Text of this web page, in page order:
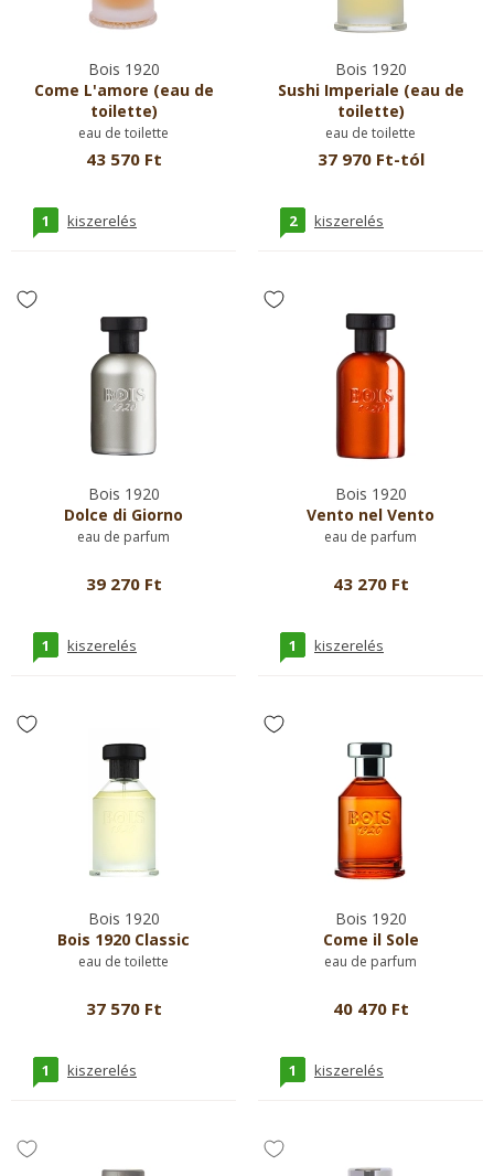
Bois 1920
Come L'amore (eau de
toilette)
eau de toilette
43 570 Ft
1 kiszerelés
Bois 1920
Sushi Imperiale (eau de
toilette)
eau de toilette
37 970 Ft-tól
2 kiszerelés
Bois 1920
Dolce di Giorno
eau de parfum
39 270 Ft
1 kiszerelés
Bois 1920
Vento nel Vento
eau de parfum
43 270 Ft
1 kiszerelés
Bois 1920
Bois 1920 Classic
eau de toilette
37 570 Ft
1 kiszerelés
Bois 1920
Come il Sole
eau de parfum
40 470 Ft
1 kiszerelés